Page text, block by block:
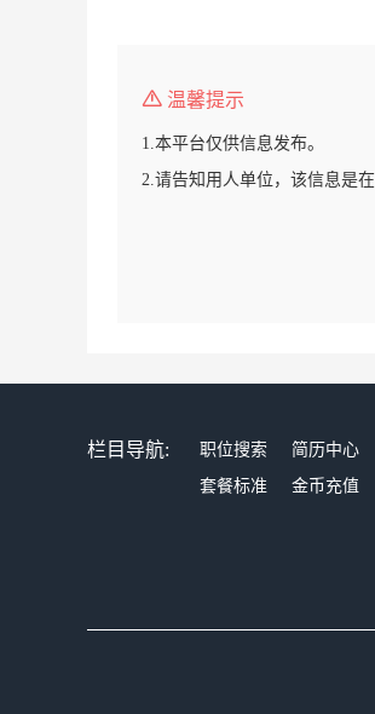
温馨提示
1.本平台仅供信息发布。
2.请告知用人单位，该信息是
栏目导航: 职位搜索 简历中心
套餐标准
金币充值